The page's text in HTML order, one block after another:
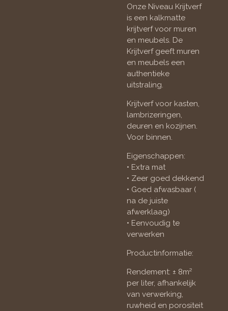
Onze Niveau Krijtverf
is een kalkmatte
krijtverf voor muren
en meubels. De
Krijtverf geeft muren
en meubels een
authentieke
uitstraling.
Krijtverf voor kasten,
lambrizeringen,
deuren en kozijnen.
Voor binnen.
Eigenschappen:
• Extra mat
• Zeer goed dekkend
• Goed afwasbaar (
na de juiste
afwerklaag)
• Eenvoudig te
verwerken
Productinformatie:
Rendement: ± 8m²
per liter, afhankelijk
van verwerking,
ruwheid en porositeit